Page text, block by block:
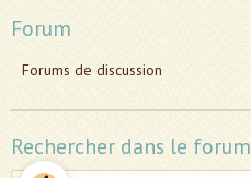
Forum
Forums de discussion
Rechercher dans le forum